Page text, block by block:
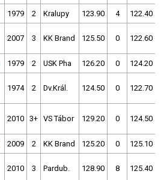
1979 2 Kralupy 123.90 4 122.40
2007 3 KK Brand 125.50 0 122.60
1979 2 USK Pha 126.20 0 124.20
1974 2 Dv.Král. 124.50 0 122.70
2010 3+ VS Tábor 129.20 0 124.50
2009 2 KK Brand 125.20 0 125.10
2010 3 Pardub. 128.90 8 125.40